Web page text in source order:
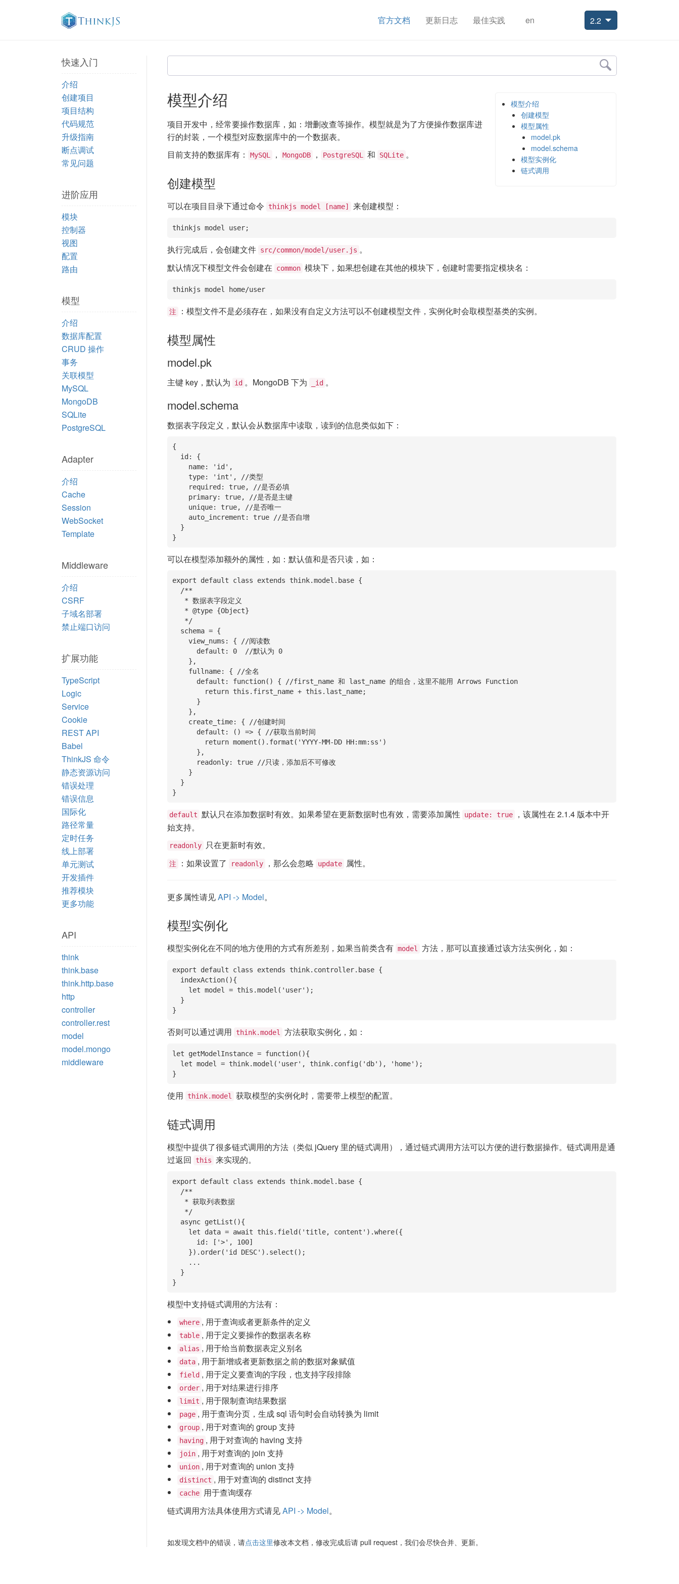
官方文档 更新日志 最佳实践 en 2.2
快速入门
介绍
创建项目
项目结构
代码规范
升级指南
断点调试
常见问题
进阶应用
模块
控制器
视图
配置
路由
模型
介绍
数据库配置
CRUD 操作
事务
关联模型
MySQL
MongoDB
SQLite
PostgreSQL
Adapter
介绍
Cache
Session
WebSocket
Template
Middleware
介绍
CSRF
子域名部署
禁止端口访问
扩展功能
TypeScript
Logic
Service
Cookie
REST API
Babel
ThinkJS 命令
静态资源访问
错误处理
错误信息
国际化
路径常量
定时任务
线上部署
单元测试
开发插件
推荐模块
更多功能
API
think
think.base
think.http.base
http
controller
controller.rest
model
model.mongo
middleware
模型介绍
模型介绍
创建模型
模型属性
model.pk
model.schema
模型实例化
链式调用
项目开发中，经常要操作数据库，如：增删改查等操作。模型就是为了方便操作数据库进
行的封装，一个模型对应数据库中的一个数据表。
目前支持的数据库有：
MySQL ， MongoDB ， PostgreSQL 和 SQLite 。
创建模型
可以在项目目录下通过命令 thinkjs model [name] 来创建模型：
thinkjs model user;
执行完成后，会创建文件 src/common/model/user.js 。
默认情况下模型文件会创建在
common 模块下，如果想创建在其他的模块下，创建时需要指定模块名：
thinkjs model home/user
注 ：模型文件不是必须存在，如果没有自定义方法可以不创建模型文件，实例化时会取模型基类的实例。
模型属性
model.pk
主键 key，默认为 id 。MongoDB 下为 _id 。
model.schema
数据表字段定义，默认会从数据库中读取，读到的信息类似如下：
{
}
可以在模型添加额外的属性，如：默认值和是否只读，如：
export default class extends think.model.base {
}
default 默认只在添加数据时有效。如果希望在更新数据时也有效，需要添加属性 update: true
，该属性在 2.1.4 版本中开
始支持。
readonly 只在更新时有效。
注 ：如果设置了 readonly ，那么会忽略 update 属性。
更多属性请见API -> Model。
模型实例化
模型实例化在不同的地方使用的方式有所差别，如果当前类含有 model 方法，那可以直接通过该方法实例化，如：
export default class extends think.controller.base {
}
否则可以通过调用 think.model 方法获取实例化，如：
let getModelInstance = function(){
}
使用 think.model 获取模型的实例化时，需要带上模型的配置。
链式调用
模型中提供了很多链式调用的方法（类似 jQuery 里的链式调用），通过链式调用方法可以方便的进行数据操作。链式调用是通
过返回
this 来实现的。
export default class extends think.model.base {
}
模型中支持链式调用的方法有：
where , 用于查询或者更新条件的定义
table , 用于定义要操作的数据表名称
alias , 用于给当前数据表定义别名
data , 用于新增或者更新数据之前的数据对象赋值
field , 用于定义要查询的字段，也支持字段排除
order , 用于对结果进行排序
limit , 用于限制查询结果数据
page , 用于查询分页，生成 sql 语句时会自动转换为 limit
group , 用于对查询的 group 支持
having , 用于对查询的 having 支持
join , 用于对查询的 join 支持
union , 用于对查询的 union 支持
distinct , 用于对查询的 distinct 支持
cache 用于查询缓存
链式调用方法具体使用方式请见API -> Model。
如发现文档中的错误，请点击这里修改本文档，修改完成后请 pull request，我们会尽快合并、更新。